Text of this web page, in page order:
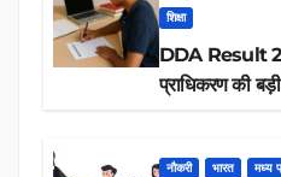
शिक्षा
DDA Result
प्राधिकरण की
नौकरी भारत मध्य